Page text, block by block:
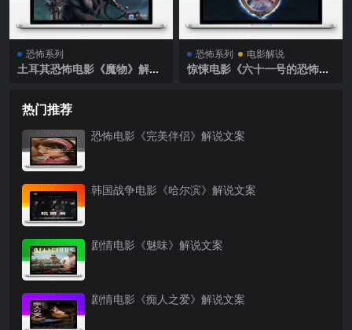
恐怖系列
土耳其恐怖电影《魔物》解说
恐怖系列 电影解说
惊悚电影《六十一号的恐怖》
热门推荐
恐怖电影《完美伴侣》解说文案
韩国战争电影《哈尔滨》解说文案
剧情电影《魅味》解说文案
剧情电影《痴人之爱》解说文案